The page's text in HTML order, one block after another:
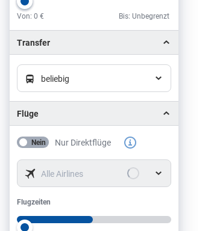
Von: 0 € Bis: Unbegrenzt
Transfer
beliebig
Flüge
Nein Nur Direktflüge
Alle Airlines
Flugzeiten
Flugzeiten